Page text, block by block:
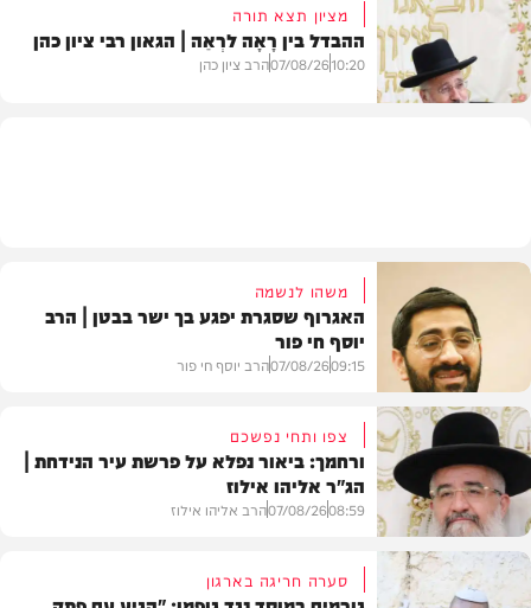
בעולם
מציון תצא תורה
ההבדל בין רָאָה לרְאֵה | הגאון רבי ציון כהן
10:20
07/08/26הרב ציון כהן
וידאו
משהו לנשמה
האגרוף שסגרת יפגע בך ישר בבטן | הרב
יוסף חי פור
09:15
07/08/26הרב יוסף חי פור
צפו ותחי נפשכם
ורחמך: ביאור נפלא על פרשת עיר הנידחת |
הג"ר אליהו אילוז
08:59
07/08/26הרב אליהו אילוז
סערה חריגה בארגון